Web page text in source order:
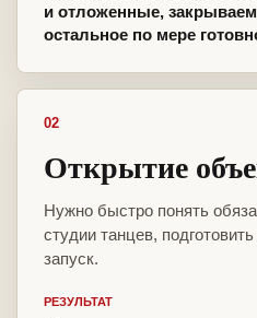
и отложенные,
остальное по мере
02
Открытие
Нужно быстро понять
студии танцев,
запуск.
РЕЗУЛЬТАТ